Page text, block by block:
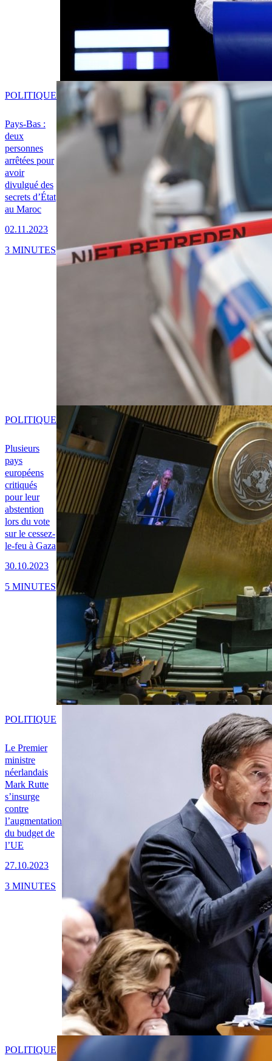
Pays-Bas :
deux
personnes
arrêtées pour
avoir
divulgué des
secrets d’État
au Maroc
02.11.2023
POLITIQUE
3 MINUTES
Plusieurs
pays
européens
critiqués
pour leur
abstention
lors du vote
sur le cessez-
le-feu à Gaza
30.10.2023
POLITIQUE
5 MINUTES
Le Premier
ministre
néerlandais
Mark Rutte
s’insurge
contre
l’augmentation
du budget de
l’UE
27.10.2023
POLITIQUE
3 MINUTES
POLITIQUE